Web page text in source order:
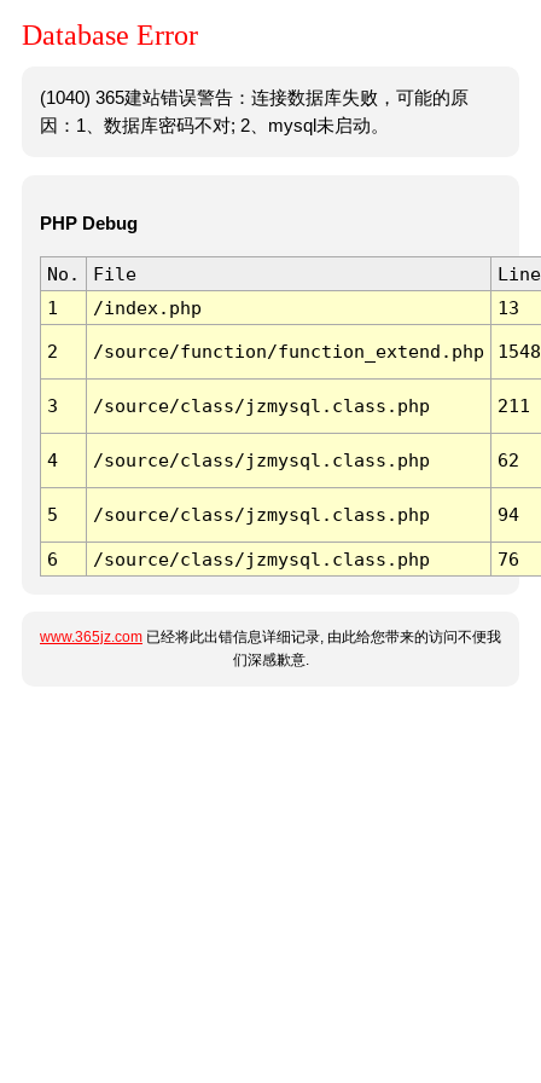
Database Error
(1040) 365建站错误警告：连接数据库失败，可能的原
因：1、数据库密码不对; 2、mysql未启动。
PHP Debug
No. File
Line
1
/index.php 13
2 /source/function/function_extend.php 1548
3 /source/class/jzmysql.class.php 211
4 /source/class/jzmysql.class.php 62
5 /source/class/jzmysql.class.php 94
6 /source/class/jzmysql.class.php 76
www.365jz.com 已经将此出错信息详细记录, 由此给您带来的访问不便我
们深感歉意.